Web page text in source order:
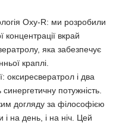
Oxy-R: ми розробили
концентрації вкрай
яка забезпечує
краплі.
оксиресвератрол і два
потужність.
догляду за філософією
на день, і на ніч. Цей